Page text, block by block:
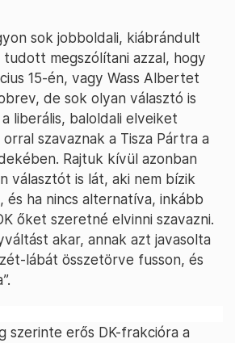
sok jobboldali, kiábrándult
megszólítani azzal, hogy
15-én, vagy Wass Albertet
de sok olyan választó is
liberális, baloldali elveiket
szavaznak a Tisza Pártra a
Rajtuk kívül azonban
választót is lát, aki nem bízik
és ha nincs alternatíva, inkább
őket szeretné elvinni szavazni.
akar, annak azt javasolta
lábát összetörve fusson, és
szerinte erős DK-frakcióra a